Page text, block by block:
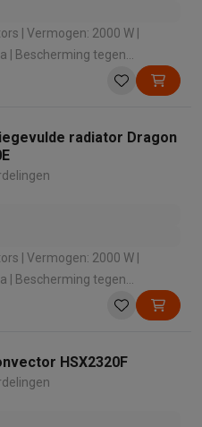
W |
| Bescherming tegen
| Geschikt voor ruimtes van:
radiator Dragon
W |
| Bescherming tegen
| Geschikt voor ruimtes van:
HSX2320F